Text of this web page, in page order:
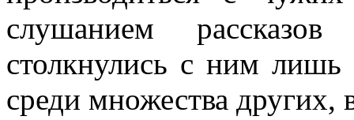
слушанием рассказов
столкнулись с ним
среди множества других,